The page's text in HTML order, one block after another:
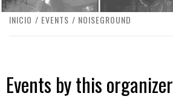
INICIO EVENTS NOISEGROUND
Events by this organizer